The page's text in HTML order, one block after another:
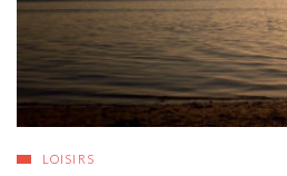
LOISIRS